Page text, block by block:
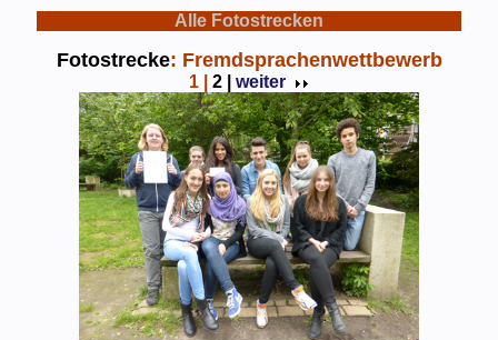
Alle Fotostrecken
Fotostrecke: Fremdsprachenwettbewerb
1 2 | weiter